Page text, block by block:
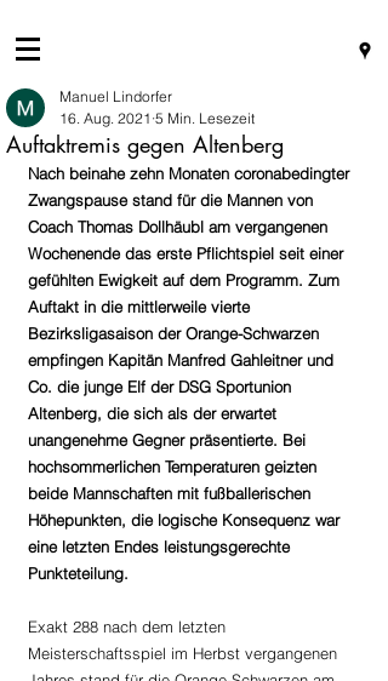
Auftaktremis gegen Altenberg
Manuel Lindorfer
16. Aug. 2021 5 Min. Lesezeit
Nach beinahe zehn Monaten coronabedingter
Zwangspause stand für die Mannen von
Coach Thomas Dollhäubl am vergangenen
Wochenende das erste Pflichtspiel seit einer
gefühlten Ewigkeit auf dem Programm. Zum
Auftakt in die mittlerweile vierte
Bezirksligasaison der Orange-Schwarzen
empfingen Kapitän Manfred Gahleitner und
Co. die junge Elf der DSG Sportunion
Altenberg, die sich als der erwartet
unangenehme Gegner präsentierte. Bei
hochsommerlichen Temperaturen geizten
beide Mannschaften mit fußballerischen
Höhepunkten, die logische Konsequenz war
eine letzten Endes leistungsgerechte
Punkteteilung.
Exakt 288 nach dem letzten
Meisterschaftsspiel im Herbst vergangenen